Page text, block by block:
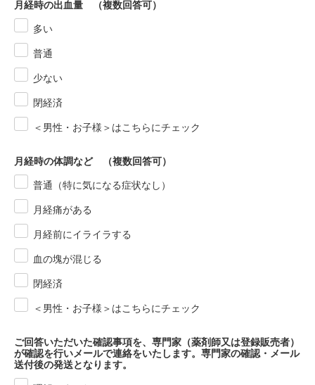
月経時の出血量 （複数回答可）
多い
普通
少ない
閉経済
＜男性・お子様＞はこちらにチェック
月経時の体調など （複数回答可）
普通（特に気になる症状なし）
月経痛がある
月経前にイライラする
血の塊が混じる
閉経済
＜男性・お子様＞はこちらにチェック
ご回答いただいた確認事項を、専門家（薬剤師又は登録販売者）
が確認を行いメールで連絡をいたします。専門家の確認・メール
送付後の発送となります。